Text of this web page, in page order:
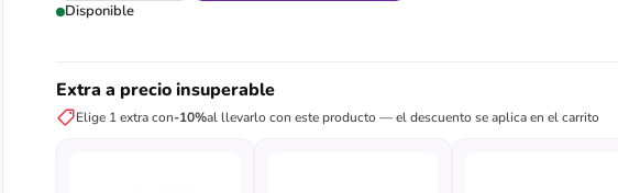
Disponible
Extra a precio insuperable
Elige 1 extra con-10%al llevarlo con este producto — el descuento se aplica en el carrito